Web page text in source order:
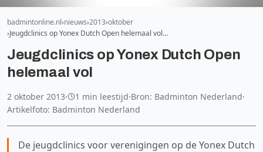
badmintonline.nl nieuws 2013 oktober
Jeugdclinics op Yonex Dutch Open helemaal vol…
Jeugdclinics op Yonex Dutch Open
helemaal vol
2 oktober 2013· 1 min leestijd·Bron: Badminton Nederland·
Artikelfoto: Badminton Nederland
De jeugdclinics voor verenigingen op de Yonex Dutch